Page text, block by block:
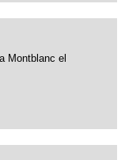
Montblanc el